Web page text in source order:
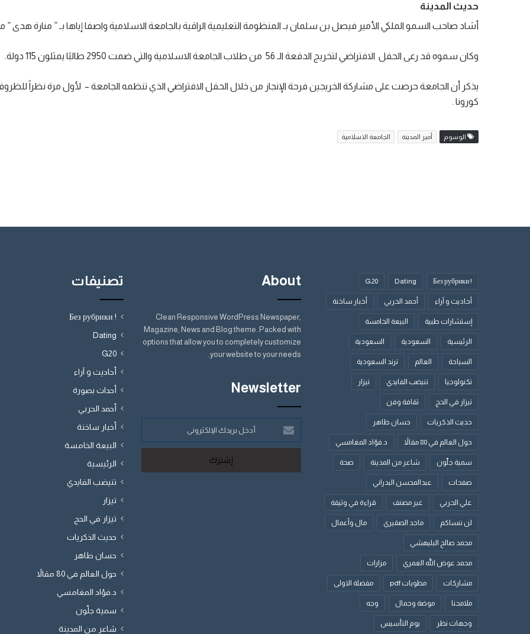
حديث المدينة
أشاد صاحب السمو الملكي الأمير فيصل بن سلمان بـ المنظومة التعليمية الراقية بالجامعة الاسلامية واصفا إياها بـ ” منارة هدى ”
وكان سموه قد رعى الحفل الافتراضي لتخريج الدفعة الـ 56 من طلاب الجامعة الاسلامية والتي ضمت 2950 طالبًا يمثلون 115 دولة.
يذكر أن الجامعة حرصت على مشاركة الخريجين فرحة الإنجاز من خلال الحفل الافتراضي الذي تنظمه الجامعة – لأول مرة نظراً
كورونا .
الوسوم أمير المدينة الجامعة الاسلامية
! Без рубрики
Dating
G20
أحاديث و آراء أحمد الحربي أخبار ساخنة
إستشارات طبية البيعة الخامسة
الرئيسية السعودية السعودية
السياحة العالم ترند السعودية
تكنولوجيا تنيضب الفايدي تيزار
تيزار في الحج ثقافة وفن
حديث الذكريات حسان طاهر
حول العالم في 80 مقالاً د.فؤاد المغامسي
سمية جلّون شاعر من المدينة صحة
صفحات عبدالمحسن البدراني
علي الحربي غير مصنف قراءة في وثيقة
لن ننساكم ماجد الصقيري مال وأعمال
محمد صالح البليهشي
محمد عوض الله العمري مزارات
مشاركات مطويات pdf مفضلة الاولى
ملامحنا موضة وجمال وجه
وجهات نظر يوم التأسيس
About
Clean Responsive WordPress Newspaper,
Magazine, News and Blog theme. Packed with
options that allow you to completely customize
your website to your needs.
Newsletter
بريدك
الإلكتروني
تصنيفات
! Без рубрики
Dating
G20
أحاديث و آراء
أحداث بصورة
أحمد الحربي
أخبار ساخنة
البيعة الخامسة
الرئيسية
تنيضب الفايدي
تيزار
تيزار في الحج
حديث الذكريات
حسان طاهر
حول العالم في 80 مقالاً
د.فؤاد المغامسي
سمية جلّون
شاعر من المدينة